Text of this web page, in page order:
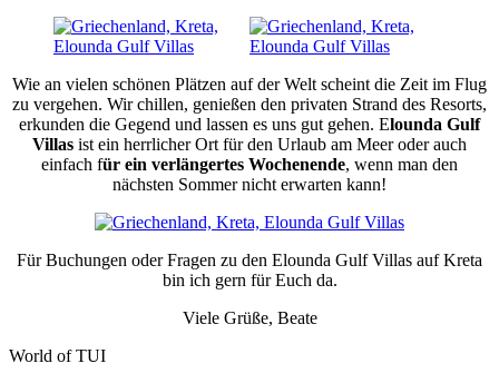
Wie an vielen schönen Plätzen auf der Welt scheint die Zeit im Flug
zu vergehen. Wir chillen, genießen den privaten Strand des Resorts,
erkunden die Gegend und lassen es uns gut gehen. Elounda Gulf
Villas ist ein herrlicher Ort für den Urlaub am Meer oder auch
einfach für ein verlängertes Wochenende, wenn man den
nächsten Sommer nicht erwarten kann!
Für Buchungen oder Fragen zu den Elounda Gulf Villas auf Kreta
bin ich gern für Euch da.
Viele Grüße, Beate
World of TUI